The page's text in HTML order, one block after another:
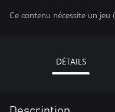
Ce contenu nécessite un jeu
DÉTAILS